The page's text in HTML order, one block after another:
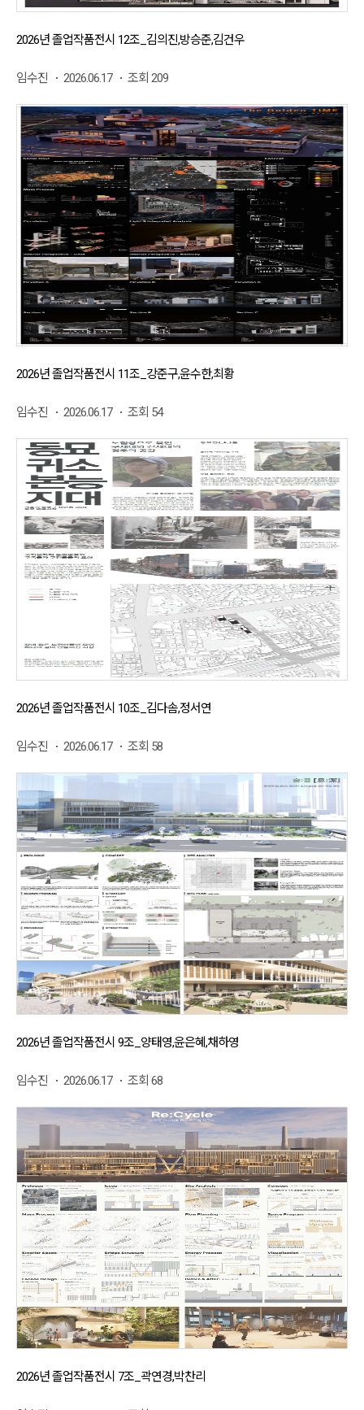
2026년 졸업작품전시 12조_김의진,방승준,김건우
임수진 2026.06.17 조회 209
2026년 졸업작품전시 11조_강준구,윤수한,최황
임수진 2026.06.17 조회 54
2026년 졸업작품전시 10조_김다솜,정서연
임수진 2026.06.17 조회 58
2026년 졸업작품전시 9조_양태영,윤은혜,채하영
임수진 2026.06.17 조회 68
2026년 졸업작품전시 7조_곽연경,박찬리